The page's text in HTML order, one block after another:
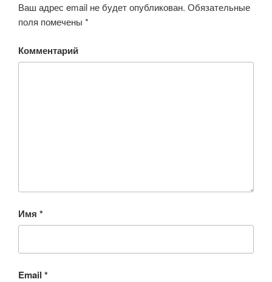
Ваш адрес email не будет опубликован. Обязательные
поля помечены *
Комментарий
Имя *
Email *